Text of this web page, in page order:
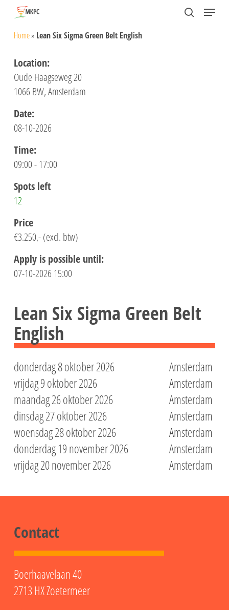
main
content
search
Menu
Home» Lean Six Sigma Green Belt English
Location:
Oude Haagseweg 20
1066 BW, Amsterdam
Date:
08-10-2026
Time:
09:00 - 17:00
Spots left
12
Price
€3.250,- (excl. btw)
Apply is possible until:
07-10-2026 15:00
Lean Six Sigma Green Belt
English
donderdag 8 oktober 2026
Amsterdam
vrijdag 9 oktober 2026
Amsterdam
maandag 26 oktober 2026
Amsterdam
dinsdag 27 oktober 2026
Amsterdam
woensdag 28 oktober 2026
Amsterdam
donderdag 19 november 2026
Amsterdam
vrijdag 20 november 2026
Amsterdam
Contact
Boerhaavelaan 40
2713 HX Zoetermeer